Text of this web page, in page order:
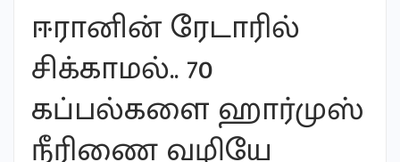
ஈரானின் ரேடாரில்
சிக்காமல்.. 70
கப்பல்களை ஹார்முஸ்
நீரிணை வழியே